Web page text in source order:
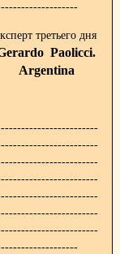
третьего дня
Paolicci.
Argentina